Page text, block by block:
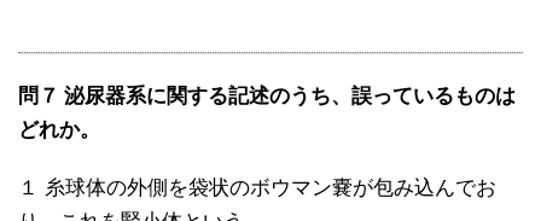
問７ 泌尿器系に関する記述のうち、誤っているものは
どれか。
１ 糸球体の外側を袋状のボウマン嚢が包み込んでお